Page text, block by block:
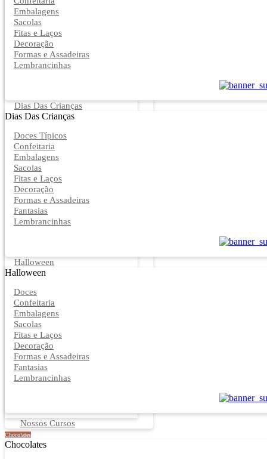
Embalagens
Sacolas
Fitas e Laços
Decoração
Formas e Assadeiras
Lembrancinhas
Dias Das Crianças
Dias Das Crianças
Doces Típicos
Confeitaria
Embalagens
Sacolas
Fitas e Laços
Decoração
Formas e Assadeiras
Fantasias
Lembrancinhas
Halloween
Halloween
Doces
Confeitaria
Embalagens
Sacolas
Fitas e Laços
Decoração
Formas e Assadeiras
Fantasias
Lembrancinhas
Nossos Cursos
Chocolates
Chocolates